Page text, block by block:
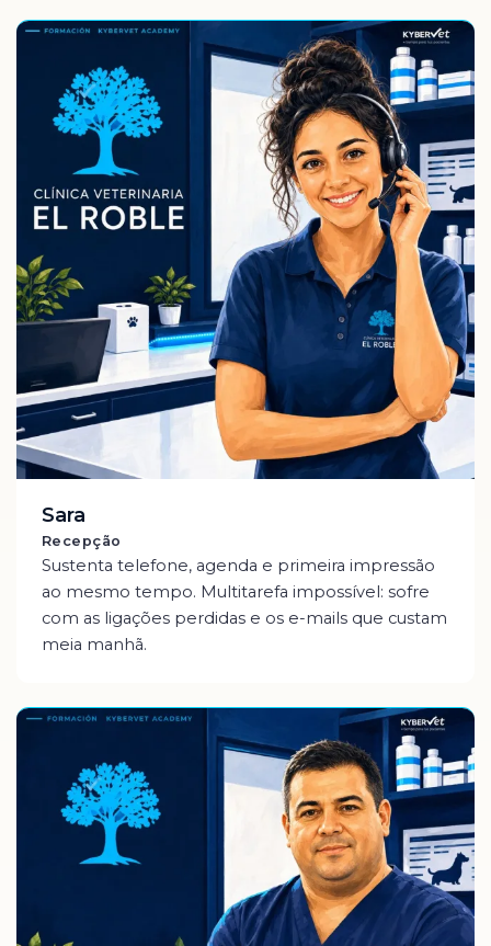
Sara
Recepção
Sustenta telefone, agenda e primeira impressão
ao mesmo tempo. Multitarefa impossível: sofre
com as ligações perdidas e os e-mails que custam
meia manhã.